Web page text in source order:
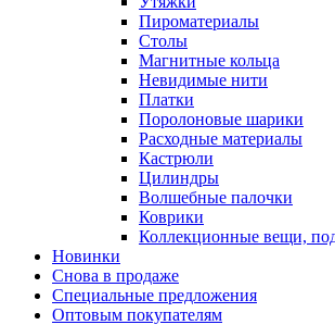
Пироматериалы
Столы
Магнитные кольца
Невидимые нити
Платки
Поролоновые шарики
Расходные материалы
Кастрюли
Цилиндры
Волшебные палочки
Коврики
Коллекционные вещи,
Новинки
Снова в продаже
Специальные предложения
Оптовым покупателям